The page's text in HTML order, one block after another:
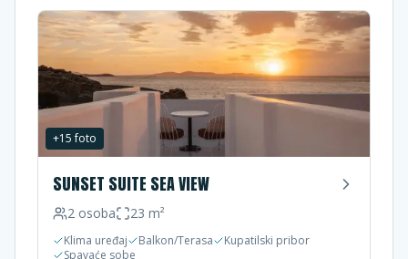
+15foto
SUNSET SUITE SEA VIEW
2 osoba 23 m²
Klima uređaj Balkon/Terasa
Kupatilski pribor
Spavaće sobe